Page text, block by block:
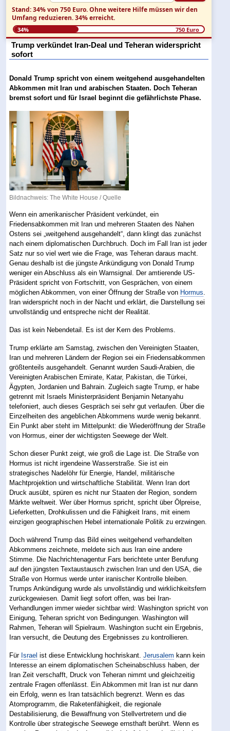
Stand: 34% von 750 Euro.Ohne weitere Hilfe müssen wir den
Umfang reduzieren.34% erreicht.
34% 750 Euro
Trump verkündet Iran-Deal und Teheran widerspricht
sofort
Donald Trump spricht von einem weitgehend ausgehandelten
Abkommen mit Iran und arabischen Staaten. Doch Teheran
bremst sofort und für Israel beginnt die gefährlichste Phase.
Bildnachweis: The White House /Quelle
Wenn ein amerikanischer Präsident verkündet, ein
Friedensabkommen mit Iran und mehreren Staaten des Nahen
Ostens sei „weitgehend ausgehandelt“, dann klingt das zunächst
nach einem diplomatischen Durchbruch. Doch im Fall Iran ist jeder
Satz nur so viel wert wie die Frage, was Teheran daraus macht.
Genau deshalb ist die jüngste Ankündigung von Donald Trump
weniger ein Abschluss als ein Warnsignal. Der amtierende US-
Präsident spricht von Fortschritt, von Gesprächen, von einem
möglichen Abkommen, von einer Öffnung der Straße von Hormus
Iran widerspricht noch in der Nacht und erklärt, die Darstellung sei
unvollständig und entspreche nicht der Realität.
Das ist kein Nebendetail. Es ist der Kern des Problems.
Trump erklärte am Samstag, zwischen den Vereinigten Staaten,
Iran und mehreren Ländern der Region sei ein Friedensabkommen
größtenteils ausgehandelt. Genannt wurden Saudi-Arabien, die
Vereinigten Arabischen Emirate, Katar, Pakistan, die Türkei,
Ägypten, Jordanien und Bahrain. Zugleich sagte Trump, er habe
getrennt mit Israels Ministerpräsident Benjamin Netanyahu
telefoniert, auch dieses Gespräch sei sehr gut verlaufen. Über die
Einzelheiten des angeblichen Abkommens wurde wenig bekannt.
Ein Punkt aber steht im Mittelpunkt: die Wiederöffnung der Straße
von Hormus, einer der wichtigsten Seewege der Welt.
Schon dieser Punkt zeigt, wie groß die Lage ist. Die Straße von
Hormus ist nicht irgendeine Wasserstraße. Sie ist ein
strategisches Nadelöhr für Energie, Handel, militärische
Machtprojektion und wirtschaftliche Stabilität. Wenn Iran dort
Druck ausübt, spüren es nicht nur Staaten der Region, sondern
Märkte weltweit. Wer über Hormus spricht, spricht über Ölpreise,
Lieferketten, Drohkulissen und die Fähigkeit Irans, mit einem
einzigen geographischen Hebel internationale Politik zu erzwingen.
Doch während Trump das Bild eines weitgehend verhandelten
Abkommens zeichnete, meldete sich aus Iran eine andere
Stimme. Die Nachrichtenagentur Fars berichtete unter Berufung
auf den jüngsten Textaustausch zwischen Iran und den USA, die
Straße von Hormus werde unter iranischer Kontrolle bleiben.
Trumps Ankündigung wurde als unvollständig und wirklichkeitsfern
zurückgewiesen. Damit liegt sofort offen, was bei Iran-
Verhandlungen immer wieder sichtbar wird: Washington spricht von
Einigung, Teheran spricht von Bedingungen. Washington will
Rahmen, Teheran will Spielraum. Washington sucht ein Ergebnis,
Iran versucht, die Deutung des Ergebnisses zu kontrollieren.
Für Israel ist diese Entwicklung hochriskant.Jerusalem kann kein
Interesse an einem diplomatischen Scheinabschluss haben, der
Iran Zeit verschafft, Druck von Teheran nimmt und gleichzeitig
zentrale Fragen offenlässt. Ein Abkommen mit Iran ist nur dann
ein Erfolg, wenn es Iran tatsächlich begrenzt. Wenn es das
Atomprogramm, die Raketenfähigkeit, die regionale
Destabilisierung, die Bewaffnung von Stellvertretern und die
Kontrolle über strategische Seewege ernsthaft berührt. Wenn es